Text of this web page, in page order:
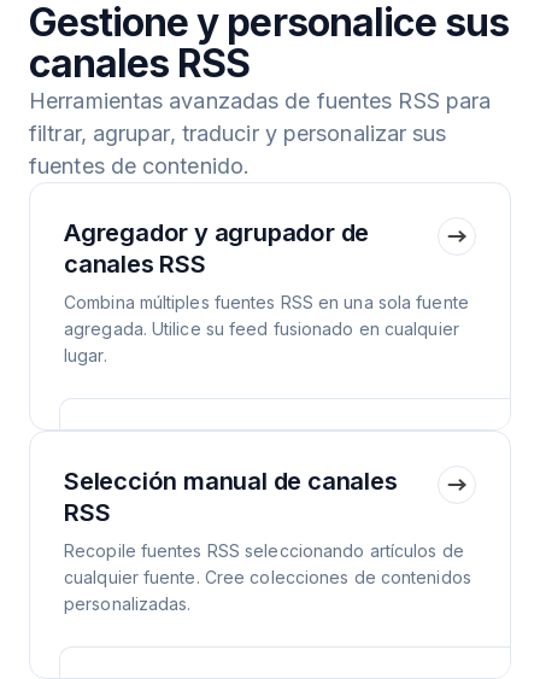
Gestione y personalice sus
canales RSS
Herramientas avanzadas de fuentes RSS para
filtrar, agrupar, traducir y personalizar sus
fuentes de contenido.
Agregador y agrupador de
canales RSS
Combina múltiples fuentes RSS en una sola fuente
agregada. Utilice su feed fusionado en cualquier
lugar.
Selección manual de canales
RSS
Recopile fuentes RSS seleccionando artículos de
cualquier fuente. Cree colecciones de contenidos
personalizadas.